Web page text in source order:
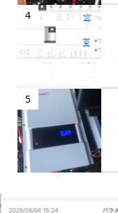
4
5